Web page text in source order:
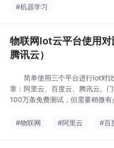
中用于作为条件的数据，即预测
#机器学习
物联网Iot云平台使用对
腾讯云）
简单使用三个平台进行Iot对比
章：阿里云、百度云、腾讯云。
100万条免费测试，但需要稍微
1块钱有200万条测试。腾讯云
#物联网 #阿里云 #百